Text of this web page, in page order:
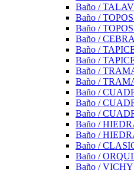
Baño /
Baño /
Baño /
Baño /
Baño /
Baño /
Baño /
Baño /
Baño /
Baño /
Baño /
Baño /
Baño /
Baño /
Baño /
Baño /